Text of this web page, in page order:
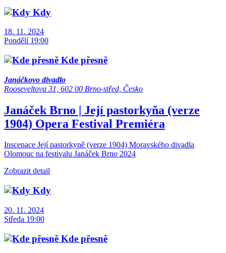
Kdy
18. 11. 2024
Pondělí 19:00
Kde přesně
Janáčkovo divadlo
Rooseveltova 31, 602 00 Brno-střed, Česko
Janáček Brno | Její pastorkyňa (verze
1904) Opera Festival Premiéra
Inscenace Její pastorkyně (verze 1904) Moravského divadla
Olomouc na festivalu Janáček Brno 2024
Zobrazit detail
Kdy
20. 11. 2024
Středa 19:00
Kde přesně